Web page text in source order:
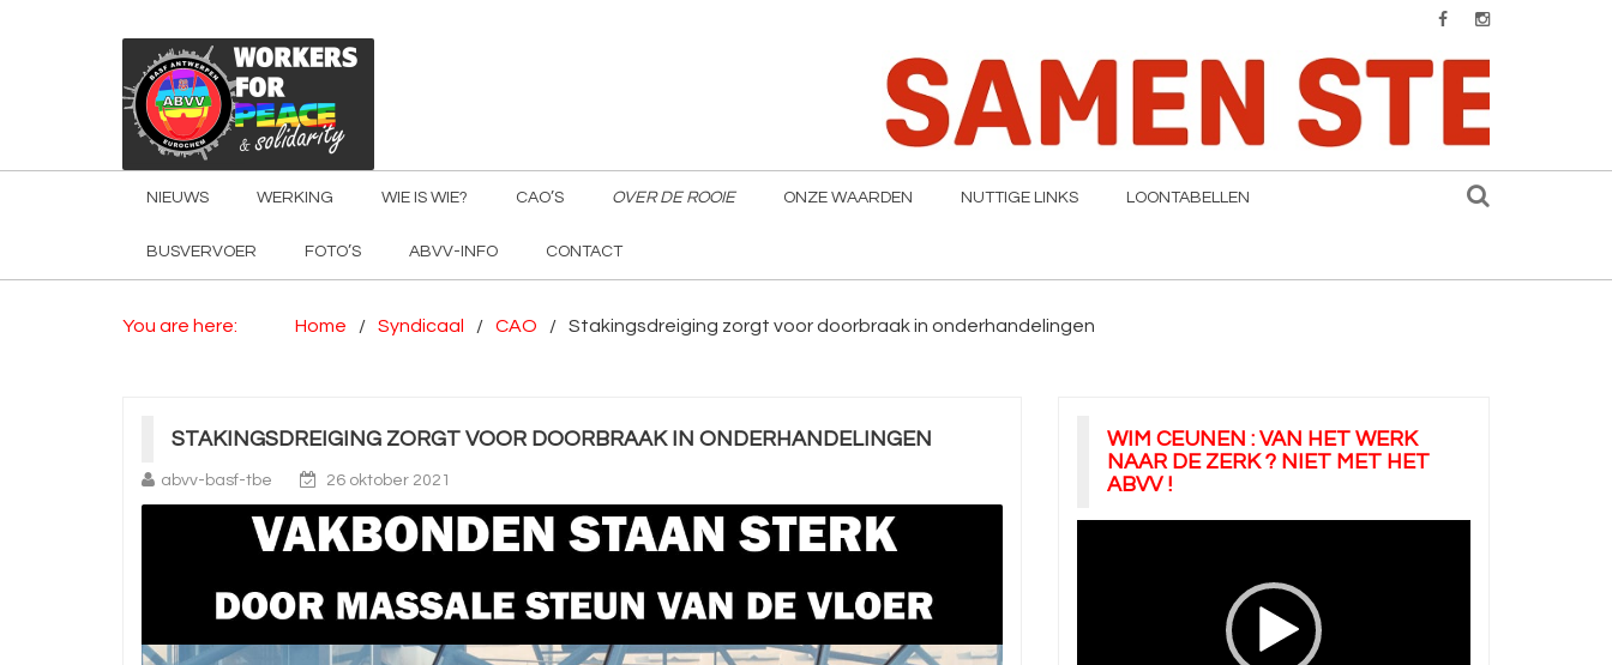
NIEUWS WERKING WIE IS WIE? CAO’S OVER DE ROOIE ONZE WAARDEN NUTTIGE LINKS LOONTABELLEN
BUSVERVOER FOTO’S ABVV-INFO CONTACT
You are here: Home Syndicaal CAO Stakingsdreiging zorgt voor doorbraak in onderhandelingen
STAKINGSDREIGING ZORGT VOOR DOORBRAAK IN ONDERHANDELINGEN
abvv-basf-tbe 26 oktober 2021
WIM CEUNEN : VAN HET WERK
NAAR DE ZERK ? NIET MET HET
ABVV !